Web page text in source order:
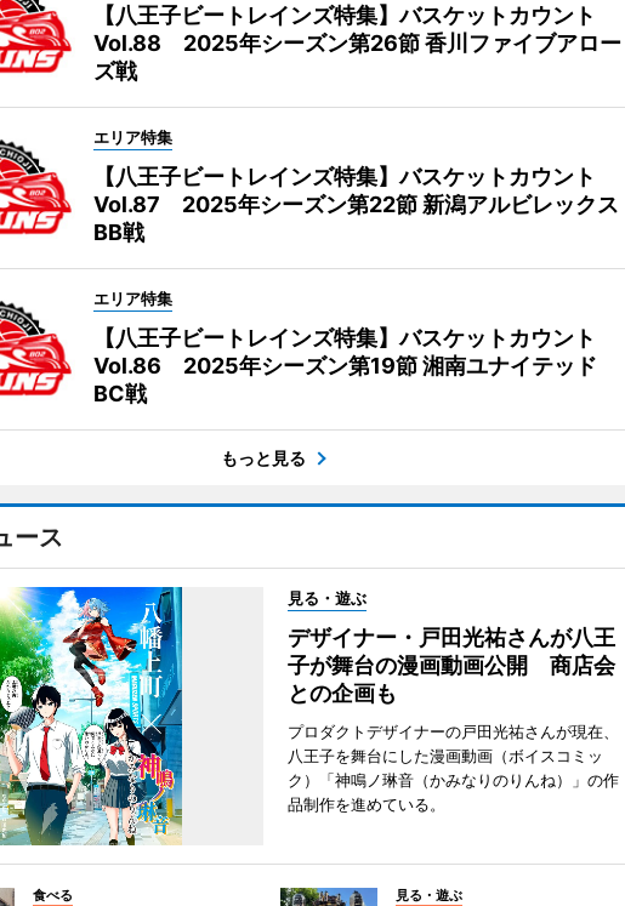
【八王子ビートレインズ特集】バスケットカウント
Vol.88 2025年シーズン第26節 香川ファイブアロー
ズ戦
エリア特集
【八王子ビートレインズ特集】バスケットカウント
Vol.87 2025年シーズン第22節 新潟アルビレックス
BB戦
エリア特集
【八王子ビートレインズ特集】バスケットカウント
Vol.86 2025年シーズン第19節 湘南ユナイテッド
BC戦
もっと見る
ース
見る・遊ぶ
デザイナー・戸田光祐さんが八王
子が舞台の漫画動画公開 商店会
との企画も
プロダクトデザイナーの戸田光祐さんが現在、
八王子を舞台にした漫画動画（ボイスコミッ
ク）「神鳴ノ琳音（かみなりのりんね）」の作
品制作を進めている。
食べる 見る・遊ぶ